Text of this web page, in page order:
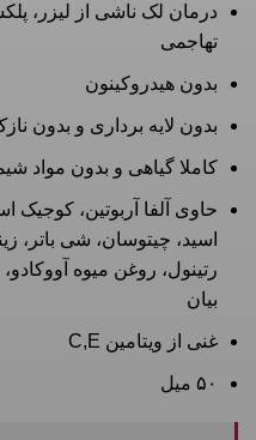
درمان لک ناشی از لیزر،
تهاجمی
بدون هیدروکینون
بدون لایه برداری و بدون
کاملا گیاهی و بدون مواد
حاوی آلفا آربوتین، کوجیک
رتینول، روغن میوه
بیان
غنی از ویتامین C,E
۵۰ میل